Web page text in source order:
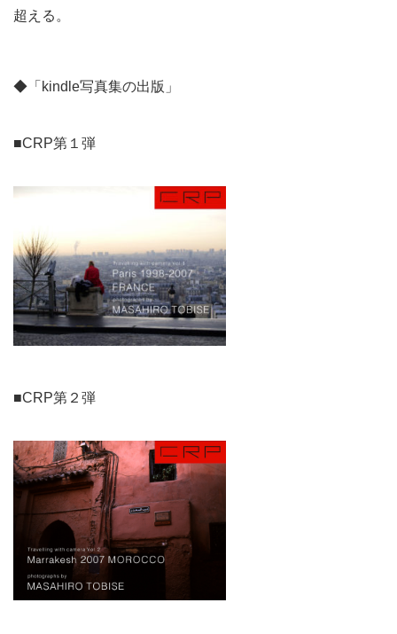
超える。
◆「kindle写真集の出版」
■CRP第１弾
■CRP第２弾